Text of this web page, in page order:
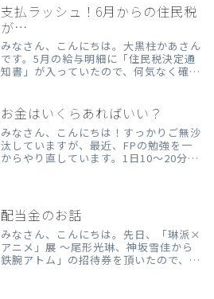
支払ラッシュ！6月からの住民税
が…
みなさん、こんにちは。大黒柱かあさん
です。5月の給与明細に「住民税決定通
知書」が入っていたので、何気なく確認
（チーン）ここ数年、手取りがある一定
ラインを超えると、ガクッ...
お金はいくらあればいい？
みなさん、こんにちは！すっかりご無沙
汰していますが、最近、FPの勉強を一
からやり直しています。1日10～20分ほ
ほとんど忘れてしまっ...
配当金のお話
みなさん、こんにちは。先日、「琳派×
アニメ」展 ～尾形光琳、神坂雪佳から
鉄腕アトム」の招待券を頂いたので、家